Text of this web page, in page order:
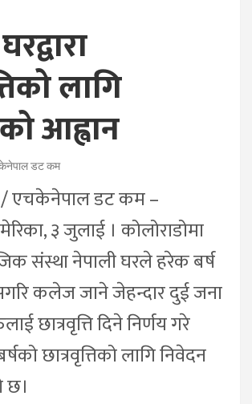
लागि
आह्वान
डट कम
/ एचकेनेपाल डट कम –
३ जुलाई । कोलोराडोमा
संस्था नेपाली घरले हरेक बर्ष
कलेज जाने जेहन्दार दुई जना
छात्रवृत्ति दिने निर्णय गरे
छात्रवृत्तिको लागि निवेदन
छ।